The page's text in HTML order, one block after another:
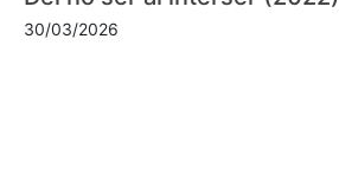
30/03/2026